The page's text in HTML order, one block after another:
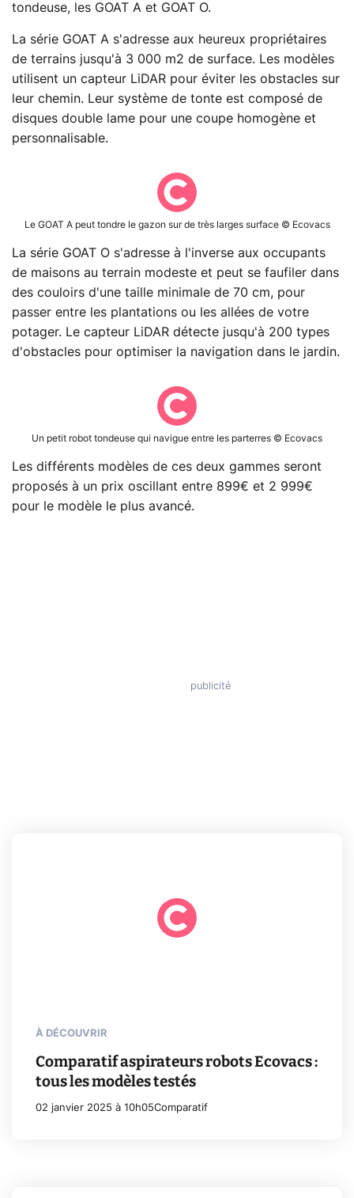
tondeuse, les GOAT A et GOAT O.
La série GOAT A s'adresse aux heureux propriétaires
de terrains jusqu'à 3 000 m2 de surface. Les modèles
utilisent un capteur LiDAR pour éviter les obstacles sur
leur chemin. Leur système de tonte est composé de
disques double lame pour une coupe homogène et
personnalisable.
Le GOAT A peut tondre le gazon sur de très larges surface © Ecovacs
La série GOAT O s'adresse à l'inverse aux occupants
de maisons au terrain modeste et peut se faufiler dans
des couloirs d'une taille minimale de 70 cm, pour
passer entre les plantations ou les allées de votre
potager. Le capteur LiDAR détecte jusqu'à 200 types
d'obstacles pour optimiser la navigation dans le jardin.
Un petit robot tondeuse qui navigue entre les parterres © Ecovacs
Les différents modèles de ces deux gammes seront
proposés à un prix oscillant entre 899€ et 2 999€
pour le modèle le plus avancé.
À DÉCOUVRIR
Comparatif aspirateurs robots Ecovacs :
tous les modèles testés
02 janvier 2025 à 10h05Comparatif